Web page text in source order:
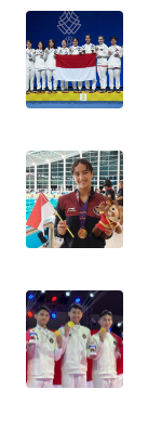
NUSANTARA
WN
JOGJA
WN
JATIM
WN
WN
KALBAR